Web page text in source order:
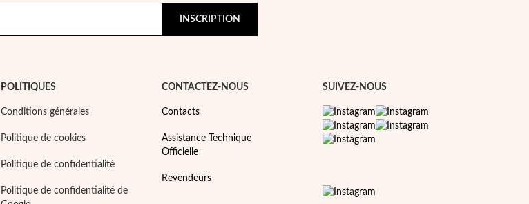
INSCRIPTION
POLITIQUES
Conditions générales
Politique de cookies
Politique de confidentialité
Politique de confidentialité de
CONTACTEZ-NOUS
Contacts
Assistance Technique
Officielle
Revendeurs
SUIVEZ-NOUS